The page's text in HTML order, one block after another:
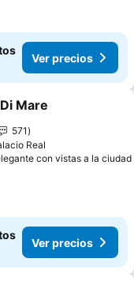
Ver precios
favoritos
Mare
571
Real
con vistas a la ciudad
Ver precios